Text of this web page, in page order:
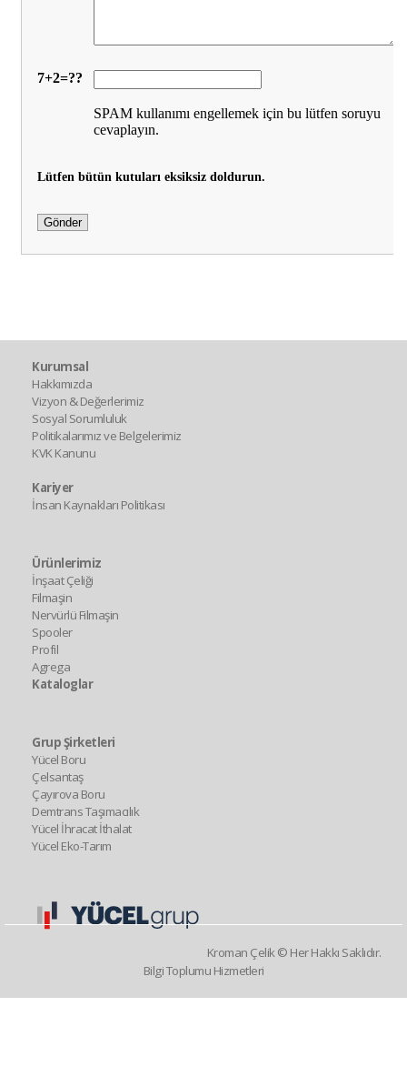
Kurumsal
Hakkımızda
Vizyon & Değerlerimiz
Sosyal Sorumluluk
Politikalarımız ve Belgelerimiz
KVK Kanunu
Kariyer
İnsan Kaynakları Politikası
Ürünlerimiz
İnşaat Çeliği
Filmaşin
Nervürlü Filmaşin
Spooler
Profil
Agrega
Kataloglar
Grup Şirketleri
Yücel Boru
Çelsantaş
Çayırova Boru
Demtrans Taşımacılık
Yücel İhracat İthalat
Yücel Eko-Tarım
Kroman Çelik © Her Hakkı Saklıdır.
Bilgi Toplumu Hizmetleri